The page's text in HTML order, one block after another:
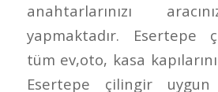
anahtarlarınızı
yapmaktadır. Esertepe
tüm ev,oto, kasa
Esertepe çilingir